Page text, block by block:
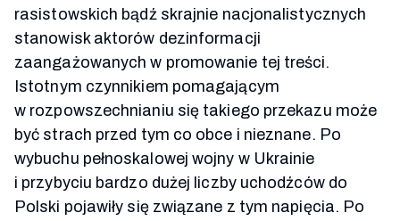
rasistowskich bądź skrajnie nacjonalistycznych
stanowisk aktorów dezinformacji
zaangażowanych w promowanie tej treści.
Istotnym czynnikiem pomagającym
w rozpowszechnianiu się takiego przekazu może
być strach przed tym co obce i nieznane. Po
wybuchu pełnoskalowej wojny w Ukrainie
i przybyciu bardzo dużej liczby uchodźców do
Polski pojawiły się związane z tym napięcia. Po